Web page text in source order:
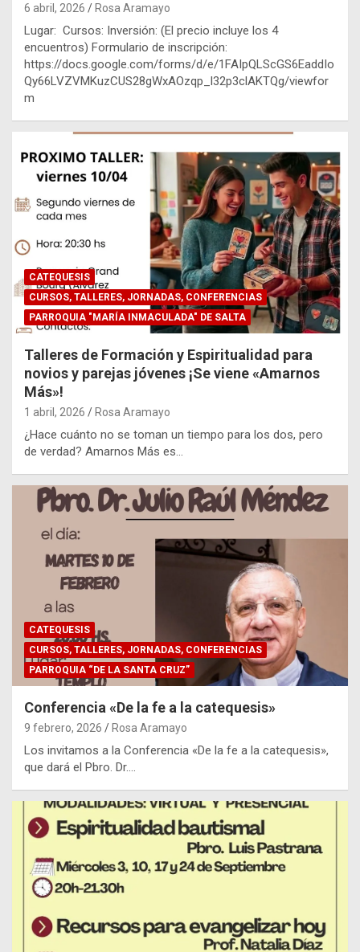
6 abril, 2026 Rosa Aramayo
Lugar: Cursos: Inversión: (El precio incluye los 4
encuentros) Formulario de inscripción:
https://docs.google.com/forms/d/e/1FAIpQLScGS6EaddIo
Qy66LVZVMKuzCUS28gWxAOzqp_l32p3clAKTQg/viewfor
m
CATEQUESIS
CURSOS, TALLERES, JORNADAS, CONFERENCIAS
PARROQUIA "MARÍA INMACULADA" DE SALTA
Talleres de Formación y Espiritualidad para
novios y parejas jóvenes ¡Se viene «Amarnos
Más»!
1 abril, 2026 Rosa Aramayo
¿Hace cuánto no se toman un tiempo para los dos, pero
de verdad? Amarnos Más es…
CATEQUESIS
CURSOS, TALLERES, JORNADAS, CONFERENCIAS
PARROQUIA “DE LA SANTA CRUZ”
Conferencia «De la fe a la catequesis»
9 febrero, 2026 Rosa Aramayo
Los invitamos a la Conferencia «De la fe a la catequesis»,
que dará el Pbro. Dr.…